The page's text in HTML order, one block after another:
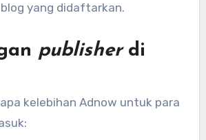
yang didaftarkan.
publisherdi
kelebihan Adnow untuk para